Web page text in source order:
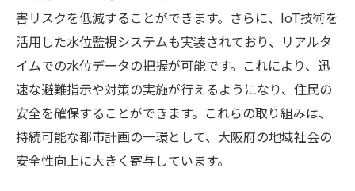
害リスクを低減することができます。さらに、IoT技術を
活用した水位監視システムも実装されており、リアルタ
イムでの水位データの把握が可能です。これにより、迅
速な避難指示や対策の実施が行えるようになり、住民の
安全を確保することができます。これらの取り組みは、
持続可能な都市計画の一環として、大阪府の地域社会の
安全性向上に大きく寄与しています。